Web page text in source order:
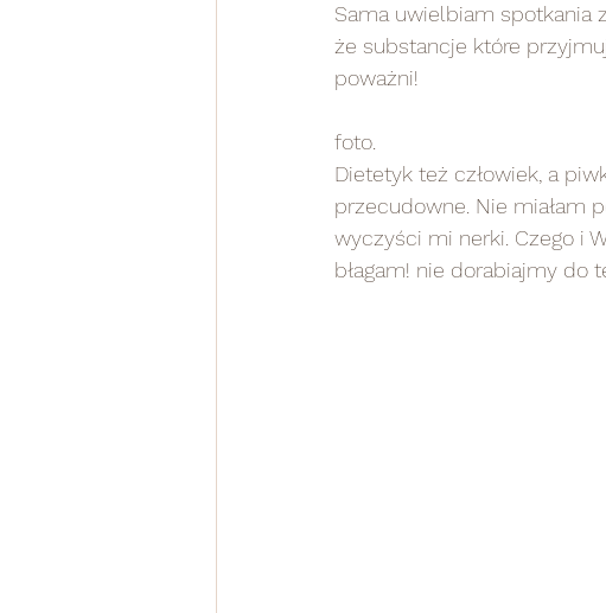
Sama uwielbiam spotkania
że substancje które
poważni!
foto.
Dietetyk też człowiek, a
przecudowne. Nie miałam
wyczyści mi nerki. Czego i
błagam! nie dorabiajmy do